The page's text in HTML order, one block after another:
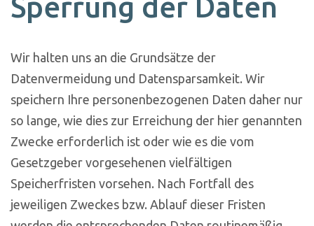
Wir halten uns an die Grundsätze der
Datenvermeidung und Datensparsamkeit. Wir
speichern Ihre personenbezogenen Daten daher nur
so lange, wie dies zur Erreichung der hier genannten
Zwecke erforderlich ist oder wie es die vom
Gesetzgeber vorgesehenen vielfältigen
Speicherfristen vorsehen. Nach Fortfall des
jeweiligen Zweckes bzw. Ablauf dieser Fristen